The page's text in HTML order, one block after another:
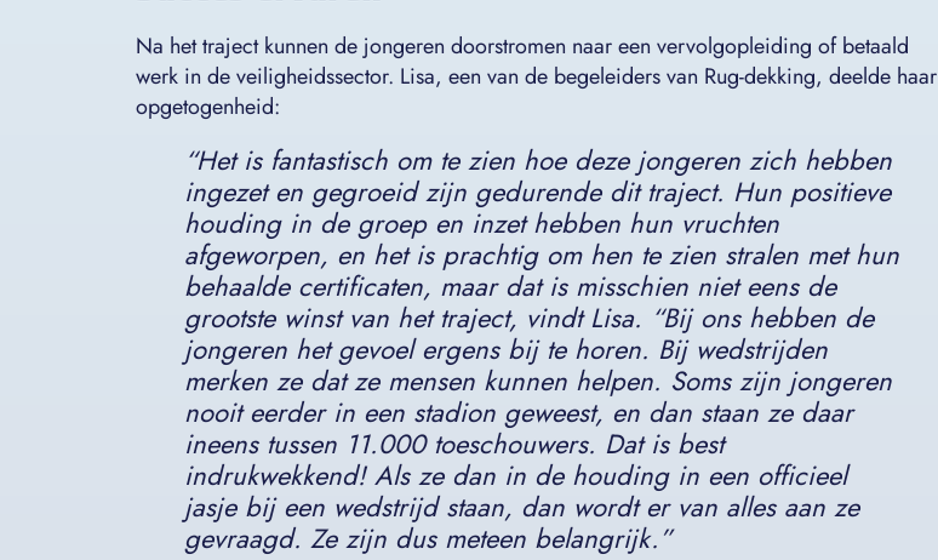
Na het traject kunnen de jongeren doorstromen naar een vervolgopleiding of betaald
werk in de veiligheidssector. Lisa, een van de begeleiders van Rug-dekking, deelde haar
opgetogenheid:
“Het is fantastisch om te zien hoe deze jongeren zich hebben
ingezet en gegroeid zijn gedurende dit traject. Hun positieve
houding in de groep en inzet hebben hun vruchten
afgeworpen, en het is prachtig om hen te zien stralen met hun
behaalde certificaten, maar dat is misschien niet eens de
grootste winst van het traject, vindt Lisa. “Bij ons hebben de
jongeren het gevoel ergens bij te horen. Bij wedstrijden
merken ze dat ze mensen kunnen helpen. Soms zijn jongeren
nooit eerder in een stadion geweest, en dan staan ze daar
ineens tussen 11.000 toeschouwers. Dat is best
indrukwekkend! Als ze dan in de houding in een officieel
jasje bij een wedstrijd staan, dan wordt er van alles aan ze
gevraagd. Ze zijn dus meteen belangrijk.”